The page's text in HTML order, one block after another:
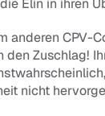
Elin in ihren
anderen CPV-
Zuschlag!
nicht